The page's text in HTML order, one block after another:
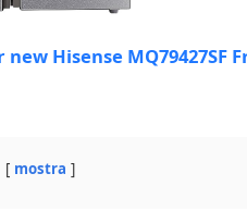
mostra